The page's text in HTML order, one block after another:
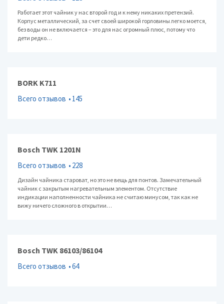
Работает этот чайник у нас второй год и к нему никаких претензий.
Корпус металлический, за счет своей широкой горловины легко моется,
без воды он не включается – это для нас огромный плюс, потому что
дети редко…
BORK K711
Всего отзывов 145
Bosch TWK 1201N
Всего отзывов 228
Дизайн чайника староват, но это не вещь для понтов. Замечательный
чайник с закрытым нагревательным элементом. Отсутствие
индикации наполненности чайника не считаю минусом, так как не
вижу ничего сложного в открытии…
Bosch TWK 86103/86104
Всего отзывов 64